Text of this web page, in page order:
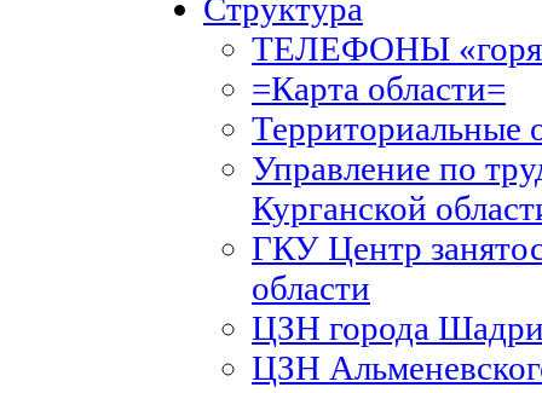
Структура
ТЕЛЕФОНЫ
=Карта области=
Территориальные
Управление по
Курганской
ГКУ Центр
области
ЦЗН города
ЦЗН